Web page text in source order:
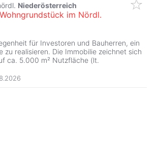
Niederösterreich
im Nördl.
für Investoren und Bauherren, ein
zu realisieren. Die Immobilie zeichnet sich
ca. 5.000 m² Nutzfläche (lt.